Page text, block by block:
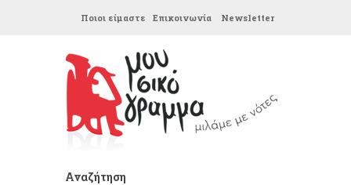
Ποιοι είμαστε Επικοινωνία Newsletter
Αναζήτηση